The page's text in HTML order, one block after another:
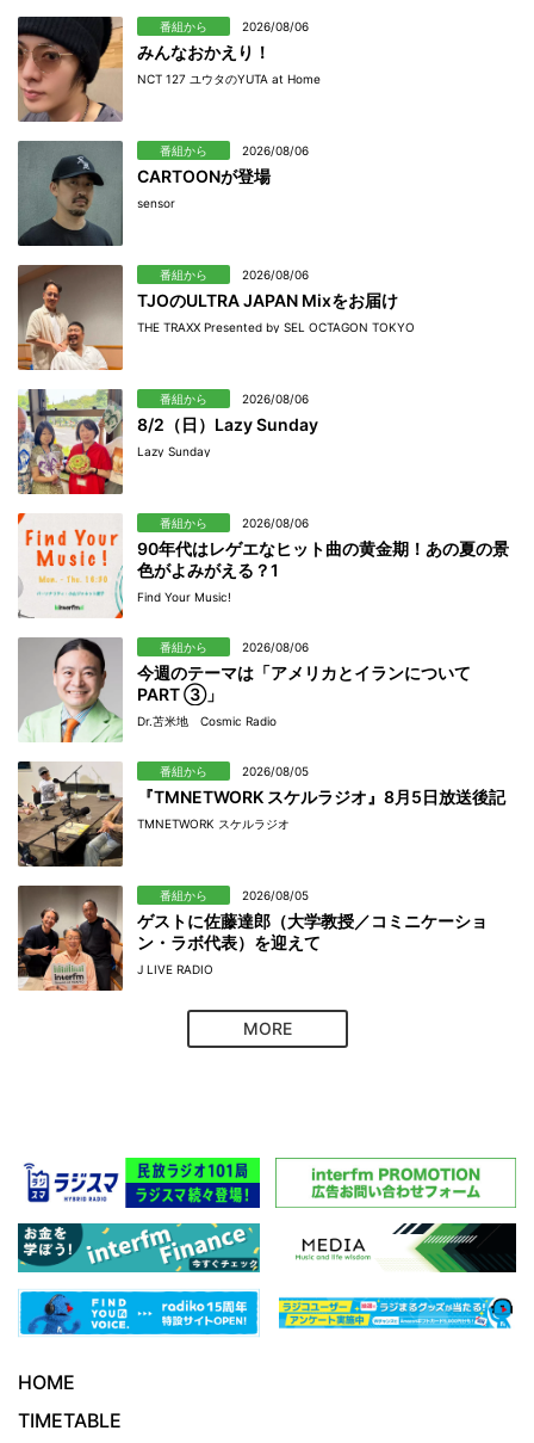
番組から 2026/08/06
みんなおかえり！
NCT 127 ユウタのYUTA at Home
番組から 2026/08/06
CARTOONが登場
sensor
番組から 2026/08/06
TJOのULTRA JAPAN Mixをお届け
THE TRAXX Presented by SEL OCTAGON TOKYO
番組から 2026/08/06
8/2（日）Lazy Sunday
Lazy Sunday
番組から 2026/08/06
90年代はレゲエなヒット曲の黄金期！あの夏の景
色がよみがえる？1
Find Your Music!
番組から 2026/08/06
今週のテーマは「アメリカとイランについて
PART ③」
Dr.苫米地 Cosmic Radio
番組から 2026/08/05
『TMNETWORK スケルラジオ』8月5日放送後記
TMNETWORK スケルラジオ
番組から 2026/08/05
ゲストに佐藤達郎（大学教授／コミニケーショ
ン・ラボ代表）を迎えて
J LIVE RADIO
MORE
HOME
TIMETABLE